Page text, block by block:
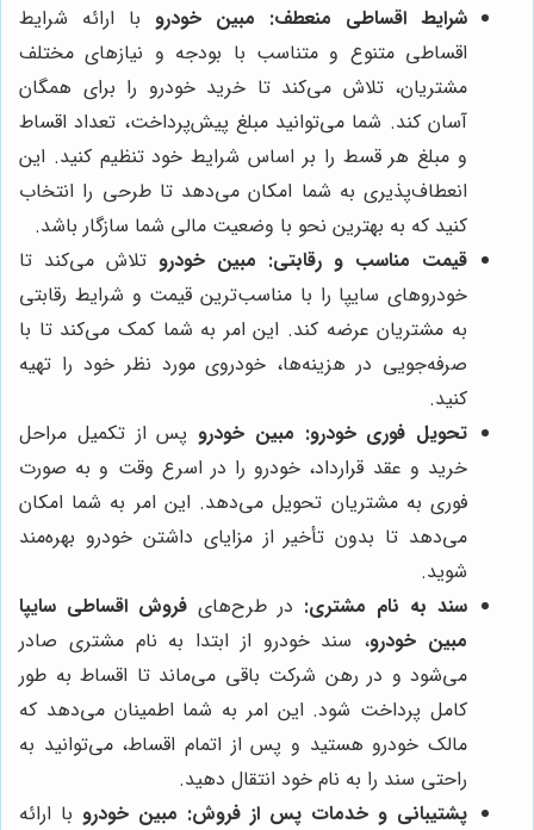
شرایط اقساطی منعطف: مبین خودرو با ارائه شرایط
اقساطی متنوع و متناسب با بودجه و نیازهای مختلف
مشتریان، تلاش می‌کند تا خرید خودرو را برای همگان
آسان کند. شما می‌توانید مبلغ پیش‌پرداخت، تعداد اقساط
و مبلغ هر قسط را بر اساس شرایط خود تنظیم کنید. این
انعطاف‌پذیری به شما امکان می‌دهد تا طرحی را انتخاب
کنید که به بهترین نحو با وضعیت مالی شما سازگار باشد.
قیمت مناسب و رقابتی: مبین خودرو تلاش می‌کند تا
خودروهای سایپا را با مناسب‌ترین قیمت و شرایط رقابتی
به مشتریان عرضه کند. این امر به شما کمک می‌کند تا با
صرفه‌جویی در هزینه‌ها، خودروی مورد نظر خود را تهیه
کنید.
تحویل فوری خودرو: مبین خودرو پس از تکمیل مراحل
خرید و عقد قرارداد، خودرو را در اسرع وقت و به صورت
فوری به مشتریان تحویل می‌دهد. این امر به شما امکان
می‌دهد تا بدون تأخیر از مزایای داشتن خودرو بهره‌مند
شوید.
سند به نام مشتری: در طرح‌های فروش اقساطی سایپا
مبین خودرو، سند خودرو از ابتدا به نام مشتری صادر
می‌شود و در رهن شرکت باقی می‌ماند تا اقساط به طور
کامل پرداخت شود. این امر به شما اطمینان می‌دهد که
مالک خودرو هستید و پس از اتمام اقساط، می‌توانید به
راحتی سند را به نام خود انتقال دهید.
پشتیبانی و خدمات پس از فروش: مبین خودرو با ارائه